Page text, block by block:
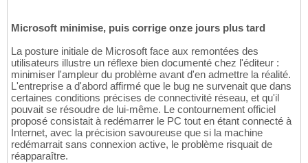
Microsoft minimise, puis corrige onze jours plus tard
La posture initiale de Microsoft face aux remontées des
utilisateurs illustre un réflexe bien documenté chez l'éditeur :
minimiser l'ampleur du problème avant d'en admettre la réalité.
L'entreprise a d'abord affirmé que le bug ne survenait que dans
certaines conditions précises de connectivité réseau, et qu'il
pouvait se résoudre de lui-même. Le contournement officiel
proposé consistait à redémarrer le PC tout en étant connecté à
Internet, avec la précision savoureuse que si la machine
redémarrait sans connexion active, le problème risquait de
réapparaître.